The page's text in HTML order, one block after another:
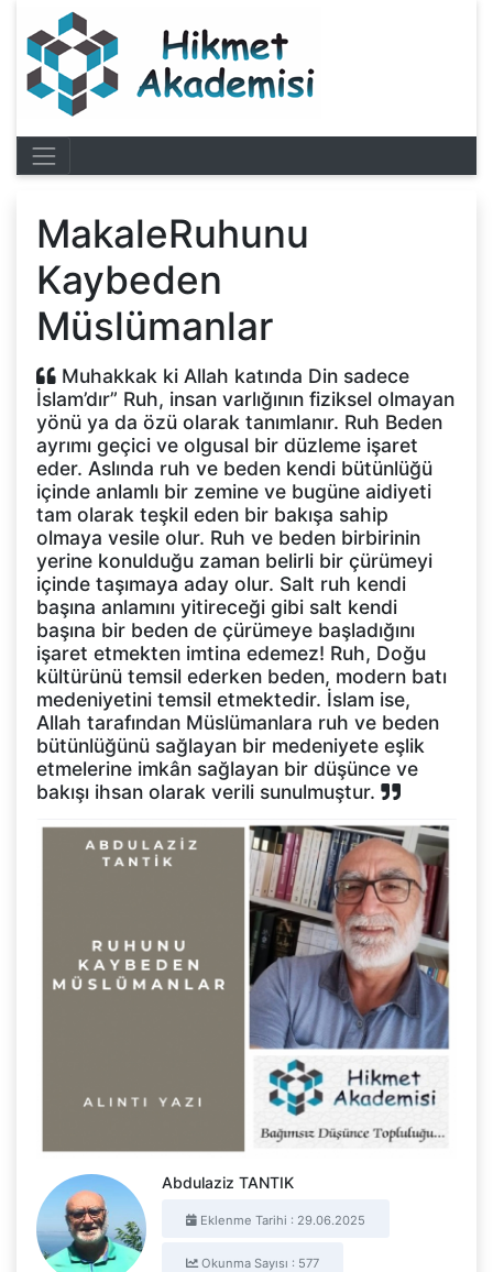
MakaleRuhunu
Kaybeden
Müslümanlar
Muhakkak ki Allah katında Din sadece
İslam’dır” Ruh, insan varlığının fiziksel olmayan
yönü ya da özü olarak tanımlanır. Ruh Beden
ayrımı geçici ve olgusal bir düzleme işaret
eder. Aslında ruh ve beden kendi bütünlüğü
içinde anlamlı bir zemine ve bugüne aidiyeti
tam olarak teşkil eden bir bakışa sahip
olmaya vesile olur. Ruh ve beden birbirinin
yerine konulduğu zaman belirli bir çürümeyi
içinde taşımaya aday olur. Salt ruh kendi
başına anlamını yitireceği gibi salt kendi
başına bir beden de çürümeye başladığını
işaret etmekten imtina edemez! Ruh, Doğu
kültürünü temsil ederken beden, modern batı
medeniyetini temsil etmektedir. İslam ise,
Allah tarafından Müslümanlara ruh ve beden
bütünlüğünü sağlayan bir medeniyete eşlik
etmelerine imkân sağlayan bir düşünce ve
bakışı ihsan olarak verili sunulmuştur.
Abdulaziz TANTIK
Eklenme Tarihi : 29.06.2025
Okunma Sayısı : 577